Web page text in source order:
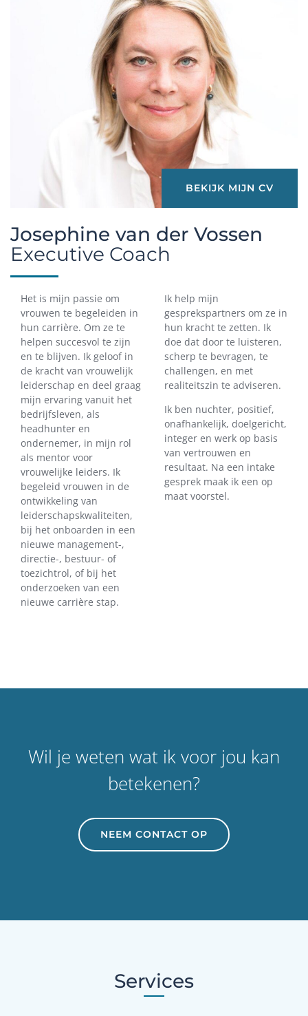
BEKIJK MIJN CV
Josephine van der Vossen
Executive Coach
Het is mijn passie om
vrouwen te begeleiden in
hun carrière. Om ze te
helpen succesvol te zijn
en te blijven. Ik geloof in
de kracht van vrouwelijk
leiderschap en deel graag
mijn ervaring vanuit het
bedrijfsleven, als
headhunter en
ondernemer, in mijn rol
als mentor voor
vrouwelijke leiders. Ik
begeleid vrouwen in de
ontwikkeling van
leiderschapskwaliteiten,
bij het onboarden in een
nieuwe management-,
directie-, bestuur- of
toezichtrol, of bij het
onderzoeken van een
nieuwe carrière stap.
Ik help mijn
gesprekspartners om ze in
hun kracht te zetten. Ik
doe dat door te luisteren,
scherp te bevragen, te
challengen, en met
realiteitszin te adviseren.
Ik ben nuchter, positief,
onafhankelijk, doelgericht,
integer en werk op basis
van vertrouwen en
resultaat. Na een intake
gesprek maak ik een op
maat voorstel.
Wil je weten wat ik voor jou kan
betekenen?
NEEM CONTACT OP
Services